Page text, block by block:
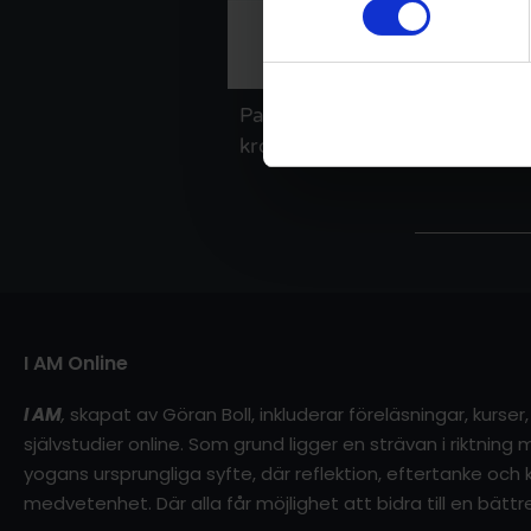
Passet innehåller enkla
kroppen. Det avslutas med
I AM Online
I AM, skapat av Göran Boll, inkluderar föreläsningar,
självstudier online. Som grund ligger en strävan i
yogans ursprungliga syfte, där reflektion, eftertanke och
medvetenhet. Där alla får möjlighet att bidra till en